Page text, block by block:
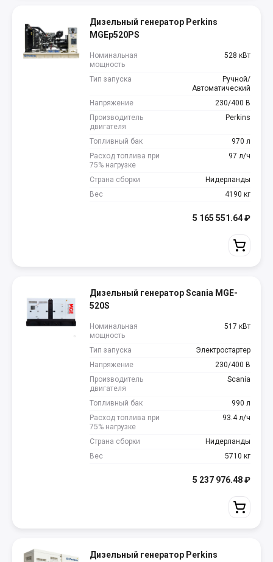
Дизельный генератор Perkins
MGEp520PS
Номинальная
мощность
528 кВт
Тип запуска
Ручной/
Автоматический
Напряжение
230/400 В
Производитель
двигателя
Perkins
Топливный бак
970 л
Расход топлива при
75% нагрузке
97 л/ч
Страна сборки
Нидерланды
Вес
4190 кг
5 165 551.64₽
Дизельный генератор Scania MGE-
520S
Номинальная
мощность
517 кВт
Тип запуска
Электростартер
Напряжение
230/400 В
Производитель
двигателя
Scania
Топливный бак
990 л
Расход топлива при
75% нагрузке
93.4 л/ч
Страна сборки
Нидерланды
Вес
5710 кг
5 237 976.48₽
Дизельный генератор Perkins